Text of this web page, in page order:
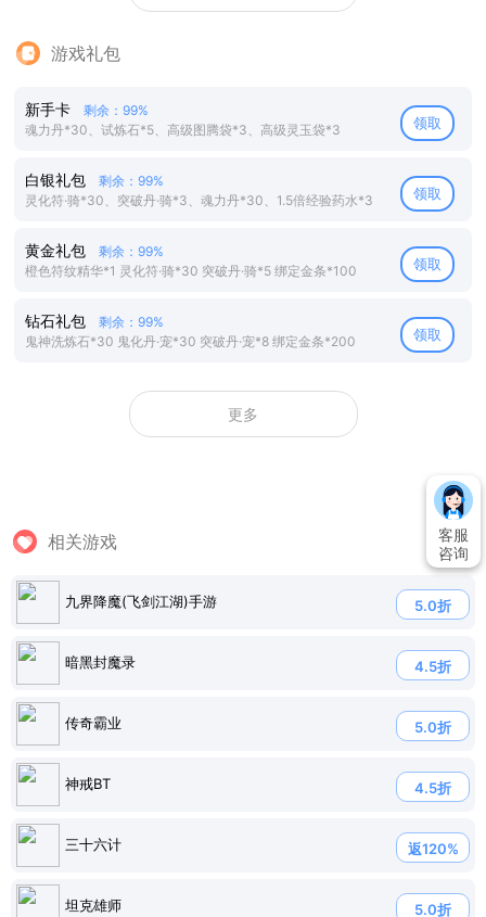
游戏礼包
新手卡
剩余：99%
魂力丹*30、试炼石*5、高级图腾袋*3、高级灵玉袋*3
领取
白银礼包
剩余：99%
灵化符·骑*30、突破丹·骑*3、魂力丹*30、1.5倍经验药水*3
领取
黄金礼包
剩余：99%
橙色符纹精华*1 灵化符·骑*30 突破丹·骑*5 绑定金条*100
领取
钻石礼包
剩余：99%
鬼神洗炼石*30 鬼化丹·宠*30 突破丹·宠*8 绑定金条*200
领取
更多
相关游戏
九界降魔(飞剑江湖)手游 5.0折
暗黑封魔录 4.5折
传奇霸业 5.0折
神戒BT 4.5折
三十六计 返120%
坦克雄师 5.0折
客服
咨询